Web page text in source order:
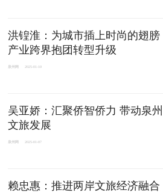
洪锽淮：为城市插上时尚的翅膀
产业跨界抱团转型升级
泉州网 2025-01-10
吴亚娇：汇聚侨智侨力 带动泉州
文旅发展
泉州网 2025-01-07
赖忠惠：推进两岸文旅经济融合